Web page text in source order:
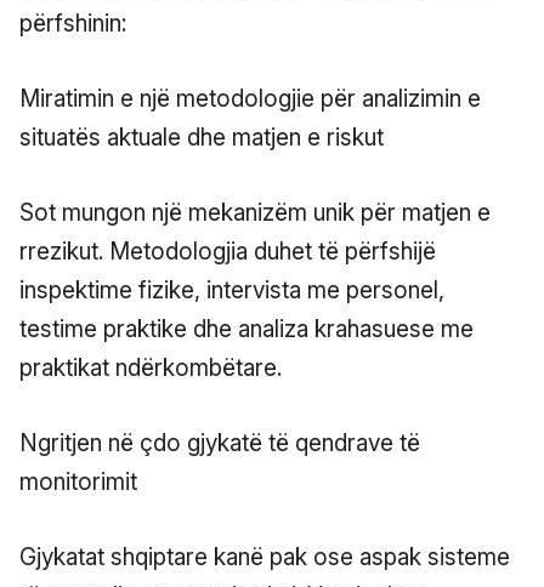
përfshinin:
Miratimin e një metodologjie për analizimin e
situatës aktuale dhe matjen e riskut
Sot mungon një mekanizëm unik për matjen e
rrezikut. Metodologjia duhet të përfshijë
inspektime fizike, intervista me personel,
testime praktike dhe analiza krahasuese me
praktikat ndërkombëtare.
Ngritjen në çdo gjykatë të qendrave të
monitorimit
Gjykatat shqiptare kanë pak ose aspak sisteme